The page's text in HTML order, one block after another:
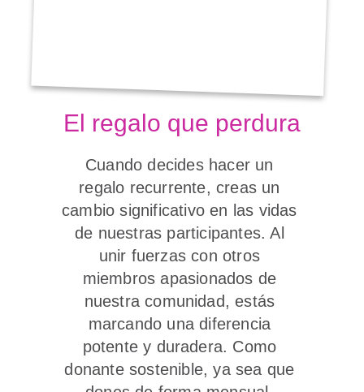
El regalo que perdura
Cuando decides hacer un
regalo recurrente, creas un
cambio significativo en las vidas
de nuestras participantes. Al
unir fuerzas con otros
miembros apasionados de
nuestra comunidad, estás
marcando una diferencia
potente y duradera. Como
donante sostenible, ya sea que